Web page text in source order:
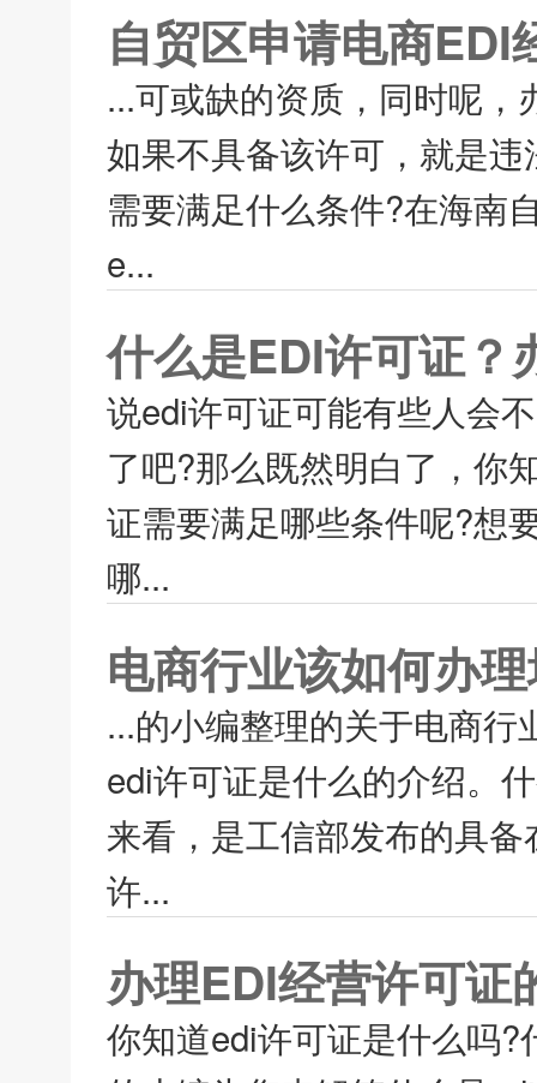
自贸区申请电商
...可或缺的资质，同时呢
如果不具备该许可，就是
需要满足什么条件?在海南
e...
什么是EDI许可证？
说edi许可证可能有些人会
了吧?那么既然明白了，你
证需要满足哪些条件呢?想
哪...
电商行业该如何办
...的小编整理的关于电商
edi许可证是什么的介绍。
来看，是工信部发布的具
许...
办理EDI经营许可证
你知道edi许可证是什么吗